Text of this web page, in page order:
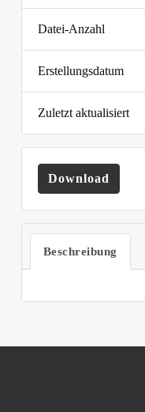
Datei-Anzahl
Erstellungsdatum
Zuletzt aktualisiert
Download
Beschreibung